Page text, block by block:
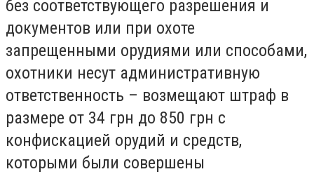
без соответствующего разрешения и
документов или при охоте
запрещенными орудиями или способами,
охотники несут административную
ответственность – возмещают штраф в
размере от 34 грн до 850 грн с
конфискацией орудий и средств,
которыми были совершены